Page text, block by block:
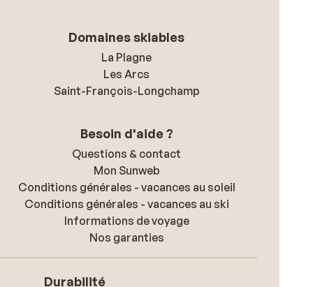
Domaines skiables
La Plagne
Les Arcs
Saint-François-Longchamp
Besoin d'aide ?
Questions & contact
Mon Sunweb
Conditions générales - vacances au soleil
Conditions générales - vacances au ski
Informations de voyage
Nos garanties
Durabilité